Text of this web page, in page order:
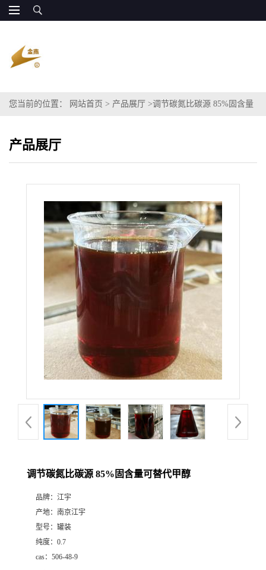
您当前的位置： 网站首页 > 产品展厅 >调节碳氮比碳源 85%固含量
产品展厅
调节碳氮比碳源 85%固含量可替代甲醇
品牌： 江宇
产地： 南京江宇
型号： 罐装
纯度： 0.7
cas： 506-48-9